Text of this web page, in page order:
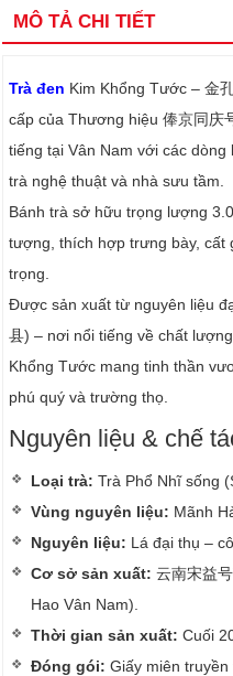
MÔ TẢ CHI TIẾT
Trà đen Kim Khổng Tước – 金
cấp của Thương hiệu 俸京同庆
tiếng tại Vân Nam với các
trà nghệ thuật và nhà sưu tầm.
Bánh trà sở hữu trọng lượng
tượng, thích hợp trưng bày, cất
trọng.
Được sản xuất từ nguyên liệu
县) – nơi nổi tiếng về chất
Khổng Tước mang tinh thần
phú quý và trường thọ.
Nguyên liệu & chế
Loại trà: Trà Phổ Nhĩ sống
Vùng nguyên liệu: Mãnh
Nguyên liệu: Lá đại thụ –
Cơ sở sản xuất: 云南宋益
Hao Vân Nam).
Thời gian sản xuất: Cuối
Đóng gói: Giấy miên